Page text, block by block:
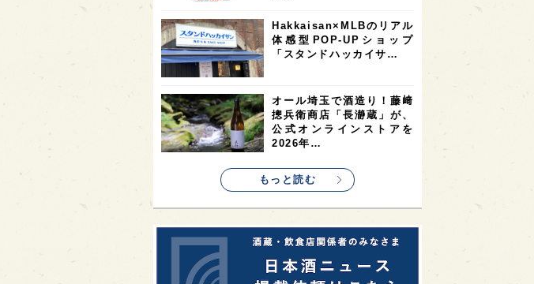
全蔵めぐり 1 シンガポール 1 カナダ 1
1 熊本県 1
イギリス 1 ノルウェー 新宿区 1
歌舞伎町 1 沖縄県 1 鳥取県 1
saketimes_image_4 1
Hakkaisan×MLBのリアル
体感型POP-UPショップ
「スタンドハッカイサ…
オール埼玉で酒造り！藤﨑
摠兵衛商店「長瀞蔵」が、
公式オンラインストアを
2026年…
もっと読む